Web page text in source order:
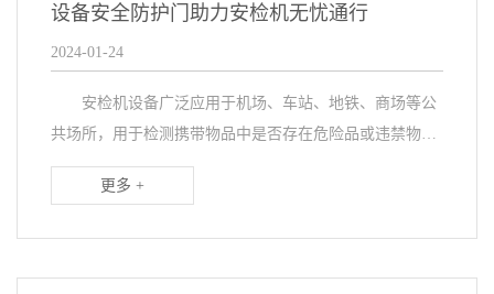
设备安全防护门助力安检机无忧通行
2024-01-24
安检机设备广泛应用于机场、车站、地铁、商场等公
共场所，用于检测携带物品中是否存在危险品或违禁物
品，保障人们在公共场所的安全。为了确保安检的高效与
安全，在安检机匹配了设备安全防护门，该门有何性能，
更多 +